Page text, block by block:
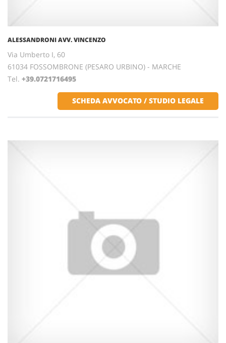
ALESSANDRONI AVV. VINCENZO
Via Umberto I, 60
61034 FOSSOMBRONE (PESARO URBINO) - MARCHE
Tel. +39.0721716495
SCHEDA AVVOCATO / STUDIO LEGALE